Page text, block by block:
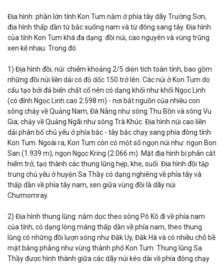
Địa hình: phần lớn tỉnh Kon Tum nằm ở phía tây dãy Trường Sơn,
địa hình thấp dần từ bắc xuống nam và từ đông sang tây. Địa hình
của tỉnh Kon Tum khá đa dạng: đồi núi, cao nguyên và vùng trũng
xen kẽ nhau. Trong đó:
1) Địa hình đồi, núi: chiếm khoảng 2/5 diện tích toàn tỉnh, bao gồm
những đồi núi liền dải có độ dốc 150 trở lên. Các núi ở Kon Tum do
cấu tạo bởi đá biến chất cổ nên có dạng khối như khối Ngọc Linh
(có đỉnh Ngọc Linh cao 2.598 m) - nơi bắt nguồn của nhiều con
sông chảy về Quảng Nam, Đà Nẵng như sông Thu Bồn và sông Vu
Gia; chảy về Quảng Ngãi như sông Trà Khúc. Địa hình núi cao liền
dải phân bố chủ yếu ở phía bắc - tây bắc chạy sang phía đông tỉnh
Kon Tum. Ngoài ra, Kon Tum còn có một số ngọn núi như: ngọn Bon
San (1.939 m); ngọn Ngọc Kring (2.066 m). Mặt địa hình bị phân cắt
hiểm trở, tạo thành các thung lũng hẹp, khe, suối. Địa hình đồi tập
trung chủ yếu ở huyện Sa Thầy có dạng nghiêng về phía tây và
thấp dần về phía tây nam, xen giữa vùng đồi là dãy núi
Chưmomray.
2) Địa hình thung lũng: nằm dọc theo sông Pô Kô đi về phía nam
của tỉnh, có dạng lòng máng thấp dần về phía nam, theo thung
lũng có những đồi lượn sóng như Đăk Uy, Đăk Hà và có nhiều chỗ bề
mặt bằng phẳng như vùng thành phố Kon Tum. Thung lũng Sa
Thầy được hình thành giữa các dãy núi kéo dài về phía đông chạy